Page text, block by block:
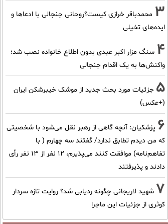
3 محمدباقر خرازی کیست؟روحانی جنجالی با ادعاها و
ایده‌های تخیلی
4 سنگ مزار اکبر عبدی بدون اطلاع خانواده نصب شد؛
واکنش‌ها به یک اقدام جنجالی
5 جزئیات مورد بحث جدید از موشک خیبرشکن ایران
(+عکس)
6 پزشکیان‌: آنچه گاهی از رهبر نقل می‌شود با شخصیتی
که من دیدم تطابق ندارد/ گفتند سه چهارم ( با
تفاهم‌نامه) موافقت کنند می‌پذیرم، 12 نفر از 13 نفر رأی
دادند و پذیرفتند
7 شهید لاریجانی چگونه ردیابی شد؟ روایت تازه سردار
کوثری از جزئیات این ماجرا